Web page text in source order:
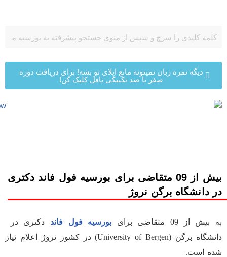
به
دیگه نمره زبان نمیتونه مانع اپلای تو بشه! برای دریافت دوره
صفر تا صد تکنیکی تافل کلیک کن!
بیش از 09 متقاضی برای بورسیه فول فاند دکتری
در دانشگاه برگن نروژ
به بیش از 09 متقاضی برای بورسیه فول فاند دکتری در
دانشگاه برگن (University of Bergen) در کشور نروژ اعلام نیاز
شده است.